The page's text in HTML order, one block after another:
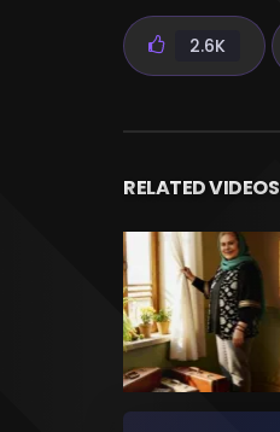
2.6K
RELATED VIDEOS